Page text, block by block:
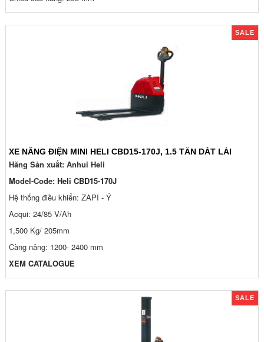
SALE
XE NÂNG ĐIỆN MINI HELI CBD15-170J, 1.5 TẤN DẮT LÁI
Hãng Sản xuất: Anhui Heli
Model-Code: Heli CBD15-170J
Hệ thống điều khiển: ZAPI - Ý
Acqui: 24/85 V/Ah
1,500 Kg/ 205mm
Càng nâng: 1200- 2400 mm
XEM CATALOGUE
SALE